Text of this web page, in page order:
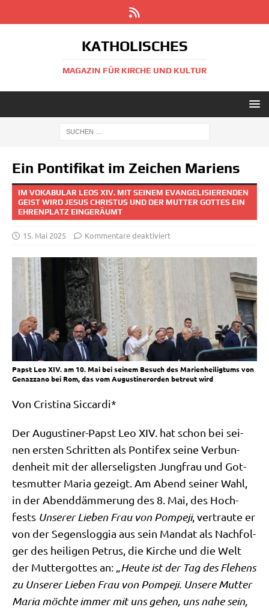
KATHOLISCHES
MAGAZIN FÜR KIRCHE UND KULTUR
Ein Pontifikat im Zeichen Mariens
IM VOKABULAR LEOS XIV. MIT SEINEM EVANGELISIERENDEN
GEIST WIRD JESUS CHRISTUS UND DER MUTTER GOTTES EIN
EHRENPLATZ EINGERÄUMT
15. Mai 2025 Kommentare deaktiviert
Papst Leo XIV. am 10. Mai bei seinem Besuch des Marienheiligtums von
Genazzano bei Rom, das vom Augustinerorden betreut wird
Von Cri­sti­na Siccardi*
Der Augu­sti­ner-Papst Leo XIV. hat schon bei sei­
nen ersten Schrit­ten als Pon­ti­fex sei­ne Ver­bun­
den­heit mit der aller­se­lig­sten Jung­frau und Got­
tes­mut­ter Maria gezeigt. Am Abend sei­ner Wahl,
in der Abend­däm­me­rung des 8. Mai, des Hoch­
fests Unse­rer Lie­ben Frau von Pom­pe­ji, ver­trau­te er
von der Segens­log­gia aus sein Man­dat als Nach­fol­
ger des hei­li­gen Petrus, die Kir­che und die Welt
der Mut­ter­got­tes an: „Heu­te ist der Tag des Fle­hens
zu Unse­rer Lie­ben Frau von Pom­pe­ji. Unse­re Mut­ter
Maria möch­te immer mit uns gehen, uns nahe sein,